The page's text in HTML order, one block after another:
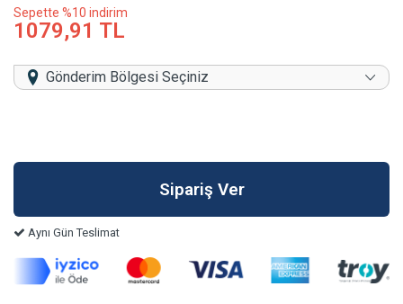
Sepette %10 indirim
1079,91 TL
Gönderim Bölgesi Seçiniz
Aynı Gün Teslimat